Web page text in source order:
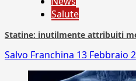
Salute
Statine: inutilmente attribuiti
Salvo Franchina 13 Febbraio